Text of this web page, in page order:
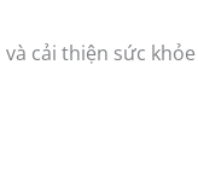
cải thiện sức